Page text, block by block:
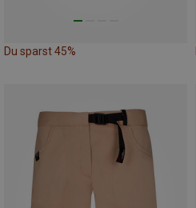
Du sparst 45%